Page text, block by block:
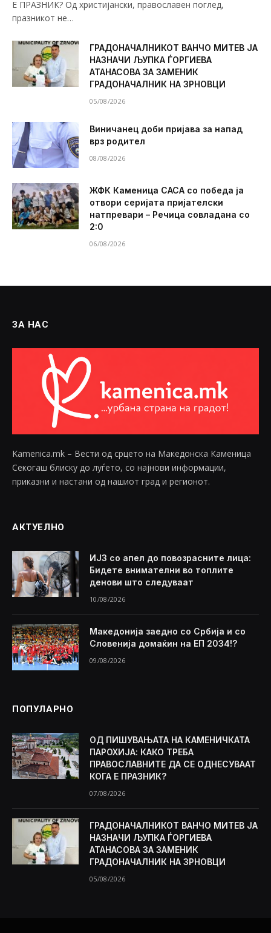
Е ПРАЗНИК? Од христијански, православен поглед,
празникот не…
ГРАДОНАЧАЛНИКОТ ВАНЧО МИТЕВ ЈА
НАЗНАЧИ ЉУПКА ЃОРГИЕВА
АТАНАСОВА ЗА ЗАМЕНИК
ГРАДОНАЧАЛНИК НА ЗРНОВЦИ
05/08/2026
Виничанец доби пријава за напад
врз родител
08/08/2026
ЖФК Каменица САСА со победа ја
отвори серијата пријателски
натпревари – Речица совладана со
2:0
06/08/2026
ЗА НАС
Kamenica.mk – Вести од срцето на Македонска Каменица
Секогаш блиску до луѓето, со најнови информации,
приказни и настани од нашиот град и регионот.
АКТУЕЛНО
ИЈЗ со апел до повозрасните лица:
Бидете внимателни во топлите
денови што следуваат
10/08/2026
Македонија заедно со Србија и со
Словенија домаќин на ЕП 2034!?
09/08/2026
ПОПУЛАРНО
ОД ПИШУВАЊАТА НА КАМЕНИЧКАТА
ПАРОХИЈА: КАКО ТРЕБА
ПРАВОСЛАВНИТЕ ДА СЕ ОДНЕСУВААТ
КОГА Е ПРАЗНИК?
07/08/2026
ГРАДОНАЧАЛНИКОТ ВАНЧО МИТЕВ ЈА
НАЗНАЧИ ЉУПКА ЃОРГИЕВА
АТАНАСОВА ЗА ЗАМЕНИК
ГРАДОНАЧАЛНИК НА ЗРНОВЦИ
05/08/2026